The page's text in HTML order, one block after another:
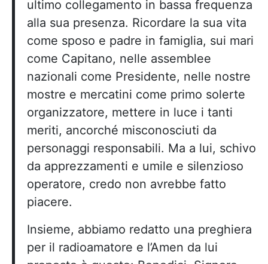
ultimo collegamento in bassa frequenza
alla sua presenza. Ricordare la sua vita
come sposo e padre in famiglia, sui mari
come Capitano, nelle assemblee
nazionali come Presidente, nelle nostre
mostre e mercatini come primo solerte
organizzatore, mettere in luce i tanti
meriti, ancorché misconosciuti da
personaggi responsabili. Ma a lui, schivo
da apprezzamenti e umile e silenzioso
operatore, credo non avrebbe fatto
piacere.
Insieme, abbiamo redatto una preghiera
per il radioamatore e l’Amen da lui